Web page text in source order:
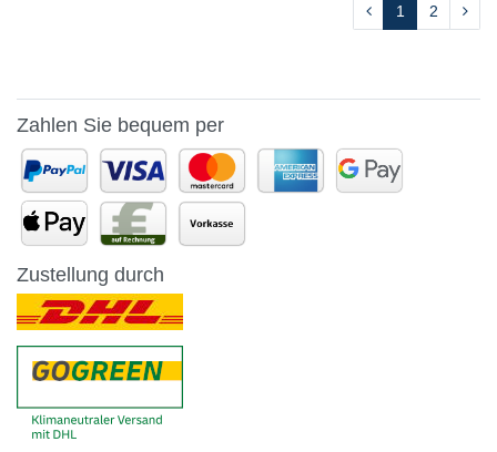
1 2
Zahlen Sie bequem per
Zustellung durch